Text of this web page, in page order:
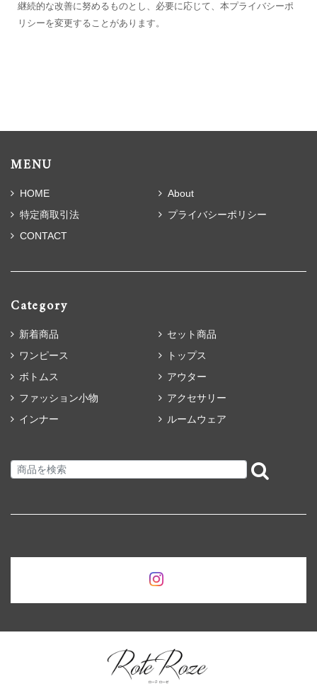
継続的な改善に努めるものとし、必要に応じて、本プライバシーポ
リシーを変更することがあります。
MENU
HOME
About
特定商取引法
プライバシーポリシー
CONTACT
Category
新着商品
セット商品
ワンピース
トップス
ボトムス
アウター
ファッション小物
アクセサリー
インナー
ルームウェア